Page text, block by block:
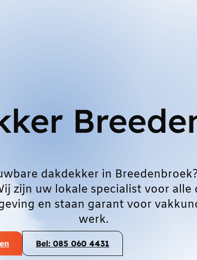
dakdekker in
zijn uw lokale specialist voor alle
en staan garant voor
werk.
Bel: 085 060 4431